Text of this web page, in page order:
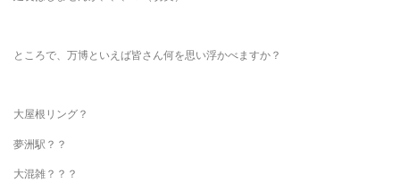
ところで、万博といえば皆さん何を思い浮かべますか？
大屋根リング？
夢洲駅？？
大混雑？？？